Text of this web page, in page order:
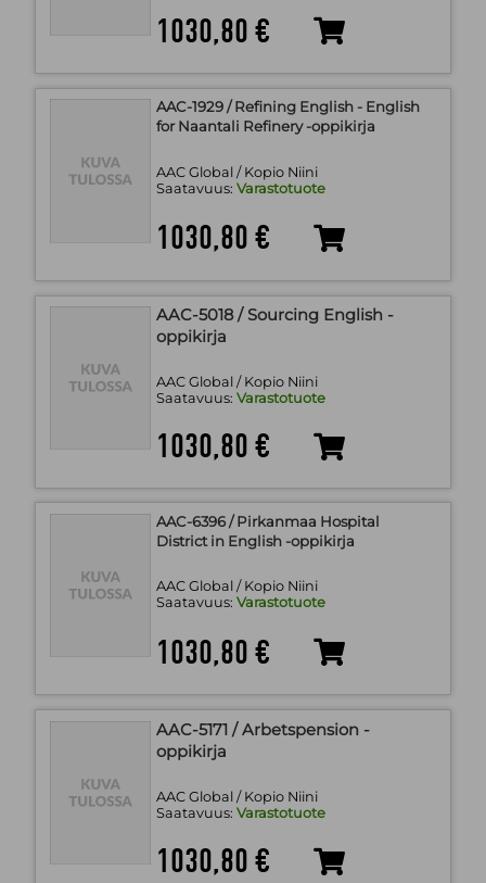
1030,80 €
AAC-1929 / Refining English - English
for Naantali Refinery -oppikirja
AAC Global / Kopio Niini
Saatavuus: Varastotuote
1030,80 €
AAC-5018 / Sourcing English -
oppikirja
AAC Global / Kopio Niini
Saatavuus: Varastotuote
1030,80 €
AAC-6396 / Pirkanmaa Hospital
District in English -oppikirja
AAC Global / Kopio Niini
Saatavuus: Varastotuote
1030,80 €
AAC-5171 / Arbetspension -
oppikirja
AAC Global / Kopio Niini
Saatavuus: Varastotuote
1030,80 €